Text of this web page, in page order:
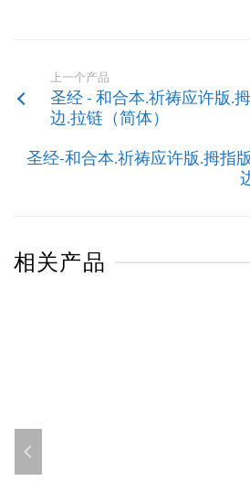
上一个产品
圣经 - 和合本.祈祷应许版.
边.拉链（简体）
圣经-和合本.祈祷应许版.拇指
相关产品